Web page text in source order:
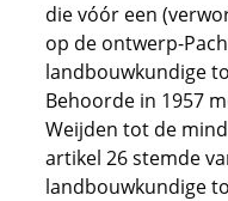
die vóór een
op de ontwerp-
landbouwkundige
Behoorde in 1957
Weijden tot de
artikel 26 stemde
landbouwkundige